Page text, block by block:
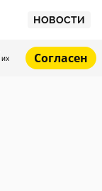
НОВОСТИ
Согласен